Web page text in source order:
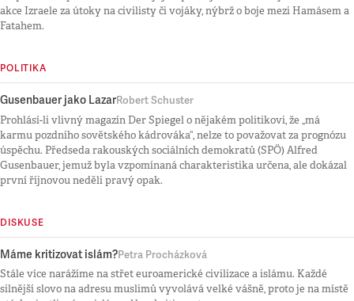
akce Izraele za útoky na civilisty či vojáky, nýbrž o boje mezi Hamásem a
Fatahem.
POLITIKA
Gusenbauer jako LazarRobert Schuster
Prohlásí-li vlivný magazín Der Spiegel o nějakém politikovi, že „má
karmu pozdního sovětského kádrováka“, nelze to považovat za prognózu
úspěchu. Předseda rakouských sociálních demokratů (SPÖ) Alfred
Gusenbauer, jemuž byla vzpomínaná charakteristika určena, ale dokázal
první říjnovou neděli pravý opak.
DISKUSE
Máme kritizovat islám?Petra Procházková
Stále více narážíme na střet euroamerické civilizace a islámu. Každé
silnější slovo na adresu muslimů vyvolává velké vášně, proto je na místě